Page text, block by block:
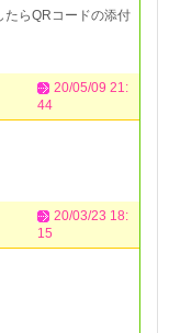
たらQRコードの添付
20/05/09 21:
44
20/03/23 18:
15